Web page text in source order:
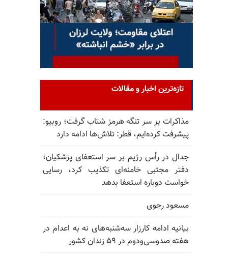
تازه‌ترین اخبار و مقالات
مذاکرات بر سر تنگه هرمز شتاب گرفت؛ روبیو:
پیشرفت کرده‌ایم، قطر: تلاش‌ها ادامه دارد
جدال در رأس رژیم بر سر استعفای پزشکیان؛
دفتر مجتبی خامنه‌ای تکذیب کرد، رسایی
خواست دوباره استعفا بدهد
مسعود رجوی
بیانیه ادامه کارزار سه‌شنبه‌های نه به اعدام در
هفته صدوسی‌و‌دوم در ۵۹ زندان کشور